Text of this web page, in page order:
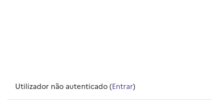
Utilizador não autenticado (Entrar)